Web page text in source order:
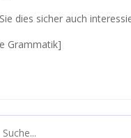
dies sicher auch
Grammatik]